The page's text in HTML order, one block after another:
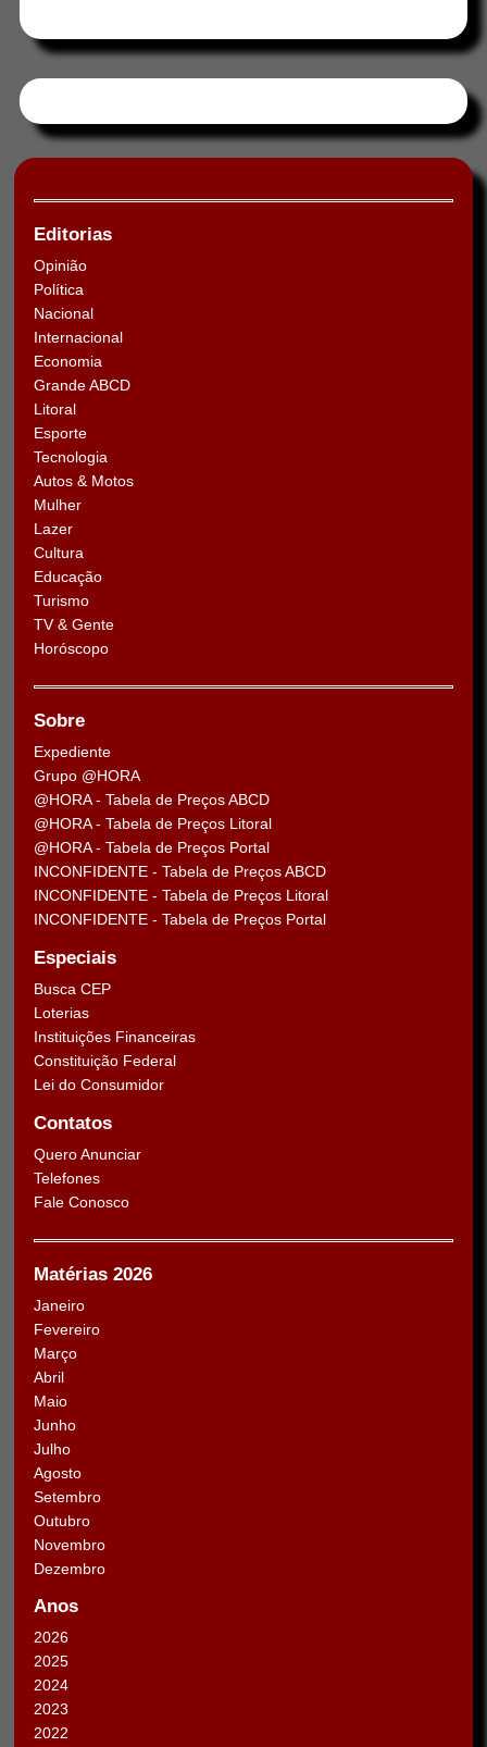
Editorias
Opinião
Política
Nacional
Internacional
Economia
Grande ABCD
Litoral
Esporte
Tecnologia
Autos & Motos
Mulher
Lazer
Cultura
Educação
Turismo
TV & Gente
Horóscopo
Sobre
Expediente
Grupo @HORA
@HORA - Tabela de Preços ABCD
@HORA - Tabela de Preços Litoral
@HORA - Tabela de Preços Portal
INCONFIDENTE - Tabela de Preços ABCD
INCONFIDENTE - Tabela de Preços Litoral
INCONFIDENTE - Tabela de Preços Portal
Especiais
Busca CEP
Loterias
Instituições Financeiras
Constituição Federal
Lei do Consumidor
Contatos
Quero Anunciar
Telefones
Fale Conosco
Matérias 2026
Janeiro
Fevereiro
Março
Abril
Maio
Junho
Julho
Agosto
Setembro
Outubro
Novembro
Dezembro
Anos
2026
2025
2024
2023
2022